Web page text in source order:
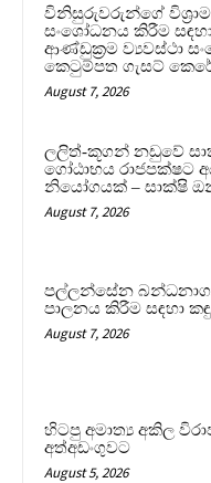
විනිසුරුවරුන්ගේ
සංශෝධනය කිරීම
ආණ්ඩුක්‍රම ව්‍යවස්ථා
කෙටුම්පත ගැසට්
August 7, 2026
ලලිත්-කූගන් නඩුවේ
ගෝඨාභය රාජපක්ෂට
නියෝගයක් – සාක්ෂි
August 7, 2026
පල්ලන්සේන
පාලනය කිරීම සඳහා
August 7, 2026
හිටපු අමාත්‍ය අකිල
අත්අඩංගුවට
August 5, 2026